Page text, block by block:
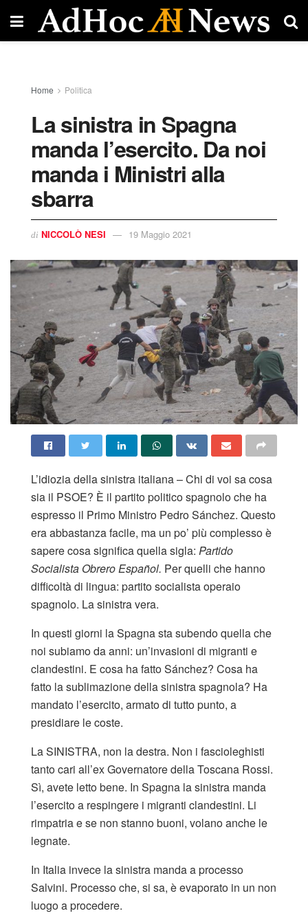
Home Politica
La sinistra in Spagna
manda l’esercito. Da noi
manda i Ministri alla
sbarra
di NICCOLÒ NESI 19 Maggio 2021
L’idiozia della sinistra italiana – Chi di voi sa cosa
sia il PSOE? È il partito politico spagnolo che ha
espresso il Primo Ministro Pedro Sánchez. Questo
era abbastanza facile, ma un po’ più complesso è
sapere cosa significa quella sigla: Partido
Socialista Obrero Español. Per quelli che hanno
difficoltà di lingua: partito socialista operaio
spagnolo. La sinistra vera.
In questi giorni la Spagna sta subendo quella che
noi subiamo da anni: un’invasioni di migranti e
clandestini. E cosa ha fatto Sánchez? Cosa ha
fatto la sublimazione della sinistra spagnola? Ha
mandato l’esercito, armato di tutto punto, a
presidiare le coste.
La SINISTRA, non la destra. Non i fascioleghisti
tanto cari all’ex Governatore della Toscana Rossi.
Sì, avete letto bene. In Spagna la sinistra manda
l’esercito a respingere i migranti clandestini. Li
rimpatria e se non stanno buoni, volano anche le
legnate.
In Italia invece la sinistra manda a processo
Salvini. Processo che, si sa, è evaporato in un non
luogo a procedere.